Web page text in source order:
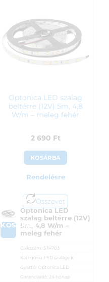
Optonica LED szalag
beltérre (12V) 5m, 4,8
W/m – meleg fehér
2 690 Ft
KOSÁRBA
Rendelésre
Összevet
KOSÁRBA
Optonica LED
szalag beltérre (12V)
5m, 4,8 W/m –
meleg fehér
Cikkszám: ST4703
Kategória: LED szalagok
Gyártó: Optonica LED
Garanciaidő:
24 hónap